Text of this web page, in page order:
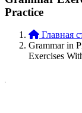
Practice
Главная
Grammar in
Exercises